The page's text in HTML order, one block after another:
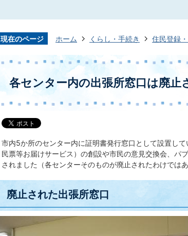
現在のページ ホーム くらし・手続き 住民登録
各センター内の出張所窓口は廃止
市内5か所のセンター内に証明書発行窓口として設置し
民票等お届けサービス）の創設や市民の意見交換会、パ
されました（各センターそのものが廃止されたわけではあ
廃止された出張所窓口